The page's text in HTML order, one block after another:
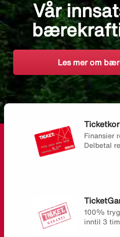
Vår
Les mer om
Finansier
Delbetal
100%
inntil 3